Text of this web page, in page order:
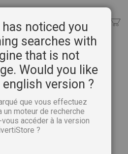
Les marines, par Lorenzo
noticed you
searches with
that is not
Would you like
version ?
que vous effectuez
un moteur de recherche
accéder à la version
?